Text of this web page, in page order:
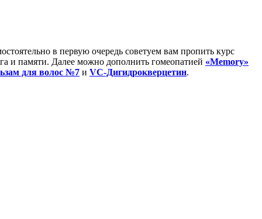
в первую очередь советуем вам пропить курс
и памяти. Далее можно дополнить гомеопатией «Memory»
для волос №7 и VC-Дигидрокверцетин.